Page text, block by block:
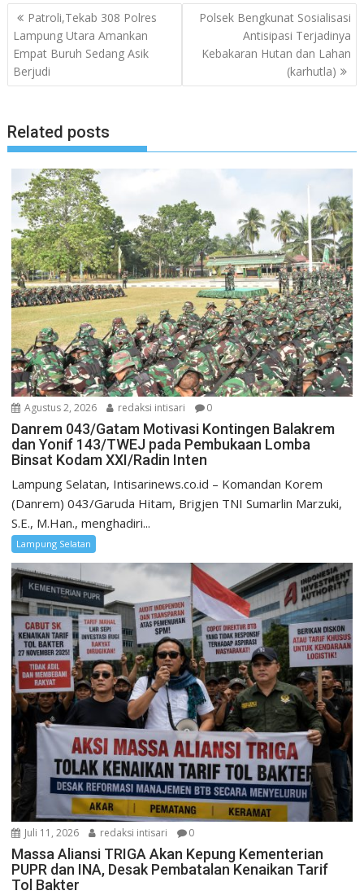
Navigasi
pos
Patroli,Tekab 308 Polres
Lampung Utara Amankan
Empat Buruh Sedang Asik
Berjudi
Polsek Bengkunat Sosialisasi
Antisipasi Terjadinya
Kebakaran Hutan dan Lahan
(karhutla)
Related posts
Agustus 2, 2026 redaksi intisari 0
Danrem 043/Gatam Motivasi Kontingen Balakrem
dan Yonif 143/TWEJ pada Pembukaan Lomba
Binsat Kodam XXI/Radin Inten
Lampung Selatan, Intisarinews.co.id – Komandan Korem
(Danrem) 043/Garuda Hitam, Brigjen TNI Sumarlin Marzuki,
S.E., M.Han., menghadiri...
Lampung Selatan
Juli 11, 2026 redaksi intisari 0
Massa Aliansi TRIGA Akan Kepung Kementerian
PUPR dan INA, Desak Pembatalan Kenaikan Tarif
Tol Bakter